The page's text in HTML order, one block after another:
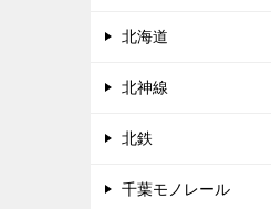
北海道
北神線
北鉄
千葉モノレール